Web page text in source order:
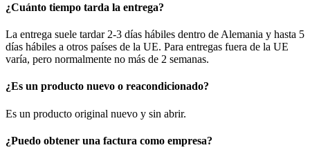
¿Cuánto tiempo tarda la entrega?
La entrega suele tardar 2-3 días hábiles dentro de Alemania y hasta 5
días hábiles a otros países de la UE. Para entregas fuera de la UE
varía, pero normalmente no más de 2 semanas.
¿Es un producto nuevo o reacondicionado?
Es un producto original nuevo y sin abrir.
¿Puedo obtener una factura como empresa?